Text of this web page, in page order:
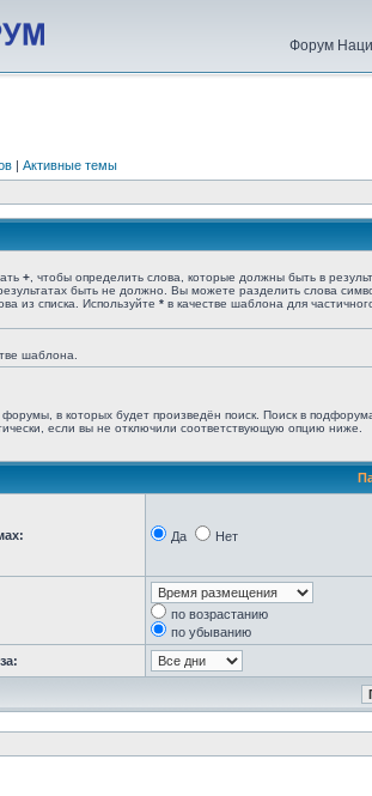
Форум
| Активные темы
+ , чтобы определить слова, которые должны быть в
быть не должно. Вы можете разделить слова
из списка. Используйте * в качестве шаблона для
шаблона.
в которых будет произведён поиск. Поиск в
если вы не отключили соответствующую опцию ниже.
Да Нет
по возрастанию
по убыванию